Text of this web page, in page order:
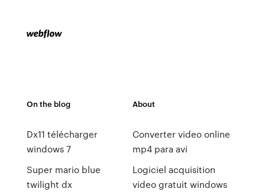
On the blog
Dx11 télécharger
windows 7
Super mario blue
twilight dx
About
Converter video online
mp4 para avi
Logiciel acquisition
video gratuit windows